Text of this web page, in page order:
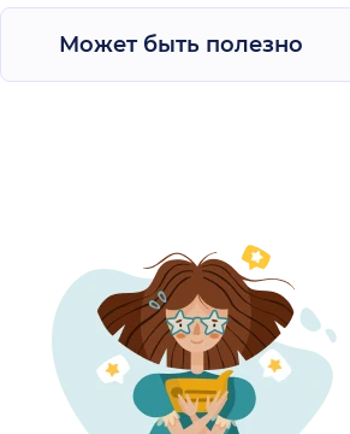
Может быть полезно